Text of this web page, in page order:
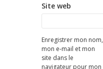
Site web
Enregistrer mon nom,
mon e-mail et mon
site dans le
navigateur pour mon